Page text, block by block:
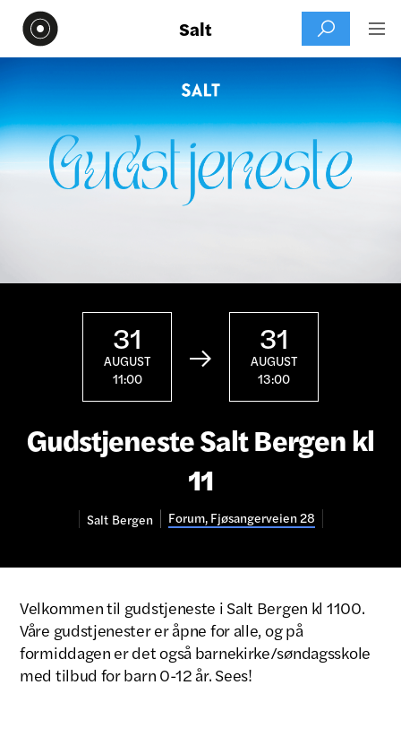
Salt  
31
AUGUST
11:00

31
AUGUST
13:00
Gudstjeneste Salt Bergen kl
11
Salt Bergen Forum, Fjøsangerveien 28
Velkommen til gudstjeneste i Salt Bergen kl 1100.
Våre gudstjenester er åpne for alle, og på
formiddagen er det også barnekirke/søndagsskole
med tilbud for barn 0-12 år. Sees!